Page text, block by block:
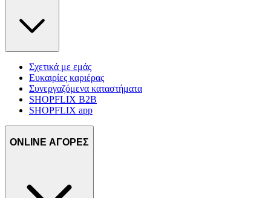
Σχετικά με εμάς
Ευκαιρίες καριέρας
Συνεργαζόμενα καταστήματα
SHOPFLIX B2B
SHOPFLIX app
ONLINE ΑΓΟΡΕΣ